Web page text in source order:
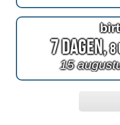
7 Dagen,8
15